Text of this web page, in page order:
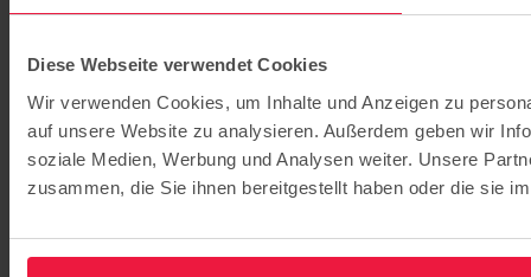
Diese Webseite verwendet Cookies
Wir verwenden Cookies, um Inhalte und Anzeigen zu
auf unsere Website zu analysieren. Außerdem geben wir
soziale Medien, Werbung und Analysen weiter. Unsere
zusammen, die Sie ihnen bereitgestellt haben oder die sie